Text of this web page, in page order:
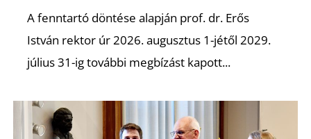
A fenntartó döntése alapján prof. dr. Erős
István rektor úr 2026. augusztus 1-jétől 2029.
július 31-ig további megbízást kapott...